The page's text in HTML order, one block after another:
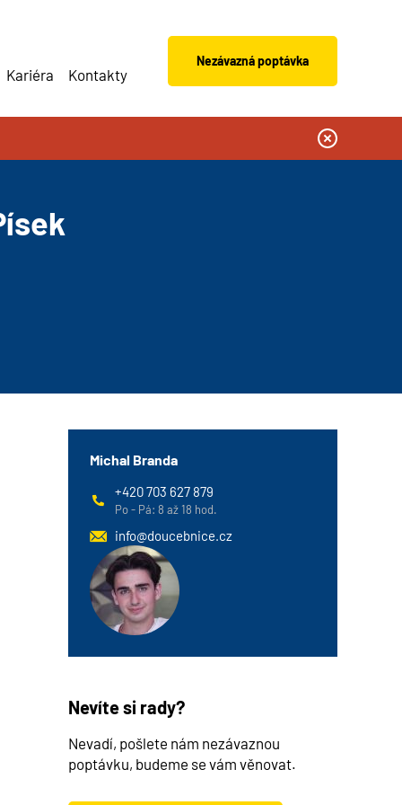
Kariéra Kontakty
Nezávazná poptávka
Michal Branda
+420 703 627 879
Po - Pá: 8 až 18 hod.
info@doucebnice.cz
Nevíte si rady?
Nevadí, pošlete nám nezávaznou
poptávku, budeme se vám věnovat.